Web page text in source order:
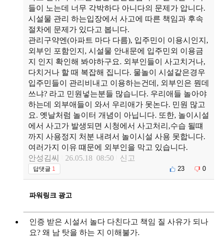
들이 노는데 너무 각박하다 아니다의 문제가 압니다.
시설물 관리 하는입장에서 사고에 따른 책임과 후속
절차에 문제가 있다고 봅니다.
관리구약엔(아파트 마다 다름), 입주민이 이용시인지,
외부인 포함인지, 시설물 안내문에 입주민외 이용금
지 인지 확인해 봐야하구요. 외부인들이 사고치거나,
다치거나 할 때 복잡해 집니다. 물놀이 시설같은경우
입주민들이 관리비내고 이용하는건데, 외부인은 뭔데
쓰냐? 라고 민원넣는분들 많습니다. 우리애들 놀아야
하는데 외부애들이 와서 우리애가 못논다. 민원 많고
요. 옛날처럼 놀이터 개념이 아닙니다. 또한, 놀이시설
에서 사고가 발생되면 시청에서 사고처리,수습 될떄
까지 사용정지 처분 내려서 놀이시설 사용 못합니다.
여러가지 이유 떄문에 외부인을 막고 있습니다.
안성김씨
26.05.18 08:50 신고
답댓글 1 23 0
파워링크 광고
인증 받은 시설서 놀다 다친다고 책임 질 사유가 되나
요? 왜 남 탓을 하는 지 이해불가.